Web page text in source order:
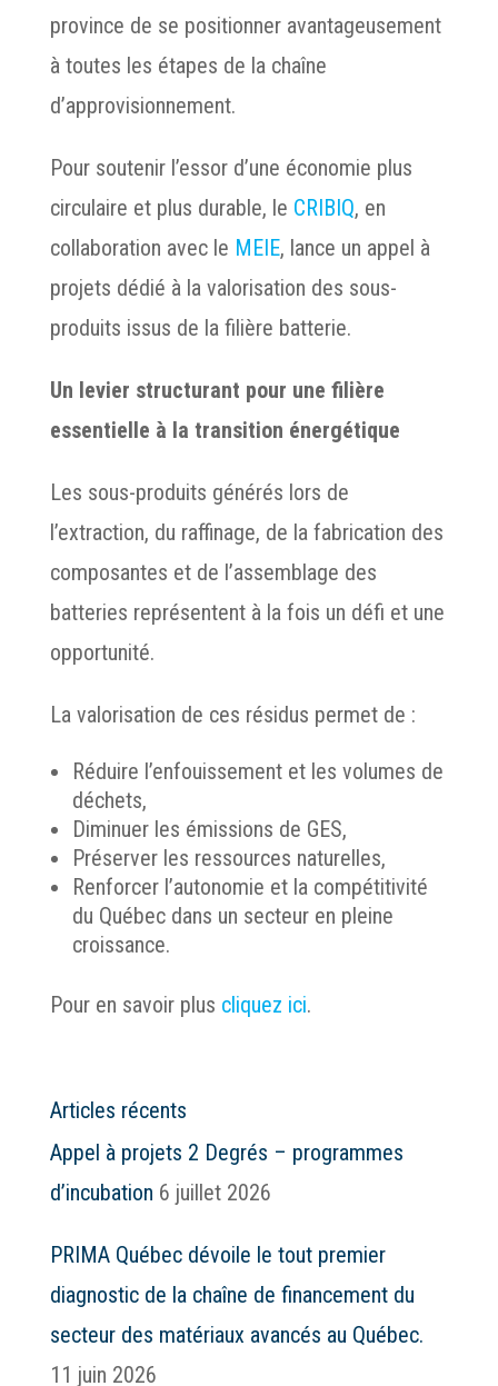
province de se positionner avantageusement
à toutes les étapes de la chaîne
d’approvisionnement.
Pour soutenir l’essor d’une économie plus
circulaire et plus durable, le CRIBIQ, en
collaboration avec le MEIE, lance un appel à
projets dédié à la valorisation des sous-
produits issus de la filière batterie.
Un levier structurant pour une filière
essentielle à la transition énergétique
Les sous-produits générés lors de
l’extraction, du raffinage, de la fabrication des
composantes et de l’assemblage des
batteries représentent à la fois un défi et une
opportunité.
La valorisation de ces résidus permet de :
Réduire l’enfouissement et les volumes de
déchets,
Diminuer les émissions de GES,
Préserver les ressources naturelles,
Renforcer l’autonomie et la compétitivité
du Québec dans un secteur en pleine
croissance.
Pour en savoir plus cliquez ici.
Articles récents
Appel à projets 2 Degrés – programmes
d’incubation 6 juillet 2026
PRIMA Québec dévoile le tout premier
diagnostic de la chaîne de financement du
secteur des matériaux avancés au Québec.
11 juin 2026